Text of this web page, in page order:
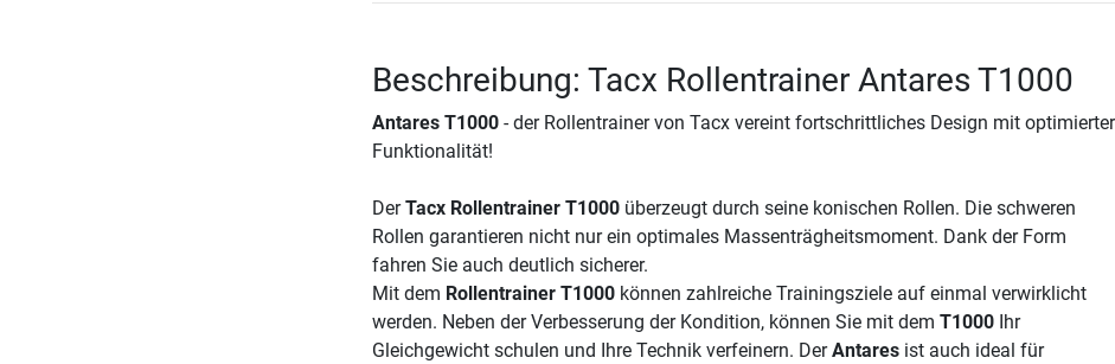
Beschreibung: Tacx Rollentrainer Antares T1000
Antares T1000- der Rollentrainer von Tacx vereint fortschrittliches Design mit optimierter
Funktionalität!
DerTacx Rollentrainer T1000überzeugt durch seine konischen Rollen. Die schweren
Rollen garantieren nicht nur ein optimales Massenträgheitsmoment. Dank der Form
fahren Sie auch deutlich sicherer.
Mit dem Rollentrainer T1000können zahlreiche Trainingsziele auf einmal verwirklicht
werden. Neben der Verbesserung der Kondition, können Sie mit dem T1000Ihr
Gleichgewicht schulen und Ihre Technik verfeinern. DerAntaresist auch ideal für